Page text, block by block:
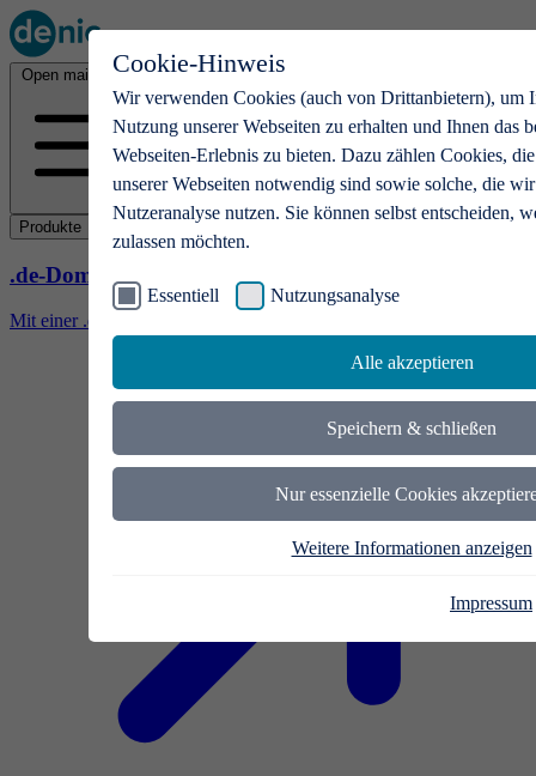
Cookie-Hinweis
Wir verwenden Cookies (auch von Drittanbietern), um
Nutzung unserer Webseiten zu erhalten und Ihnen das
Webseiten-Erlebnis zu bieten. Dazu zählen Cookies,
unserer Webseiten notwendig sind sowie solche, die
Nutzeranalyse nutzen. Sie können selbst entscheiden,
zulassen möchten.
Essentiell Nutzungsanalyse
Alle akzeptieren
Speichern & schließen
Nur essenzielle Cookies
Weitere Informationen anzeigen
Impressum
Open main menu
Produkte
.de-Domains
Mit einer .de-Domain erhalten Ideen eine Bühne